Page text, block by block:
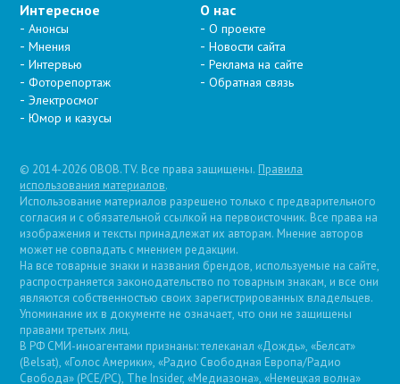
Интересное
Анонсы
Мнения
Интервью
Фоторепортаж
Электросмог
Юмор и казусы
О нас
О проекте
Новости сайта
Реклама на сайте
Обратная связь
© 2014-2026 OBOB.TV. Все права защищены. Правила
использования материалов.
Использование материалов разрешено только с предварительного
согласия и с обязательной ссылкой на первоисточник. Все права на
изображения и тексты принадлежат их авторам. Мнение авторов
может не совпадать с мнением редакции.
На все товарные знаки и названия брендов, используемые на сайте,
распространяется законодательство по товарным знакам, и все они
являются собственностью своих зарегистрированных владельцев.
Упоминание их в документе не означает, что они не защищены
правами третьих лиц.
В РФ СМИ-иноагентами признаны: телеканал «Дождь», «Белсат»
(Belsat), «Голос Америки», «Радио Свободная Европа/Радио
Свобода» (PCE/PC), The Insider, «Медиазона», «Немецкая волна»